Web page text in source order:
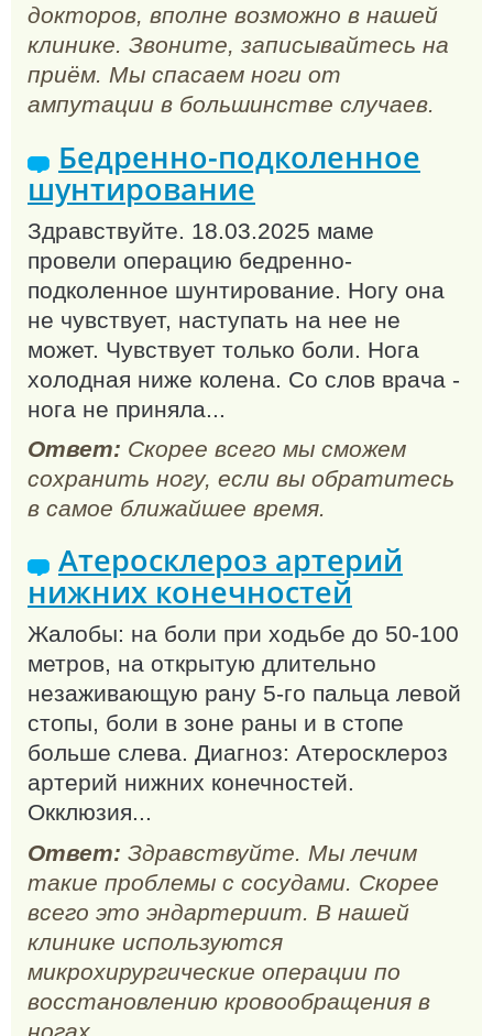
докторов, вполне возможно в нашей
клинике. Звоните, записывайтесь на
приём. Мы спасаем ноги от
ампутации в большинстве случаев.
Бедренно-подколенное
шунтирование
Здравствуйте. 18.03.2025 маме
провели операцию бедренно-
подколенное шунтирование. Ногу она
не чувствует, наступать на нее не
может. Чувствует только боли. Нога
холодная ниже колена. Со слов врача -
нога не приняла...
Ответ: Скорее всего мы сможем
сохранить ногу, если вы обратитесь
в самое ближайшее время.
Атеросклероз артерий
нижних конечностей
Жалобы: на боли при ходьбе до 50-100
метров, на открытую длительно
незаживающую рану 5-го пальца левой
стопы, боли в зоне раны и в стопе
больше слева. Диагноз: Атеросклероз
артерий нижних конечностей.
Окклюзия...
Ответ: Здравствуйте. Мы лечим
такие проблемы с сосудами. Скорее
всего это эндартериит. В нашей
клинике используются
микрохирургические операции по
восстановлению кровообращения в
ногах.